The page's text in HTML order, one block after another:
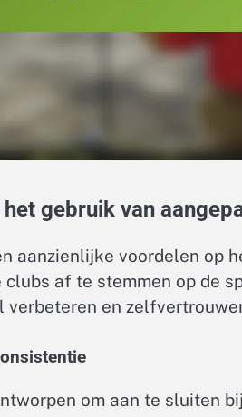
gebruik van
aanzienlijke voordelen op
af te stemmen op de
en
om aan te sluiten